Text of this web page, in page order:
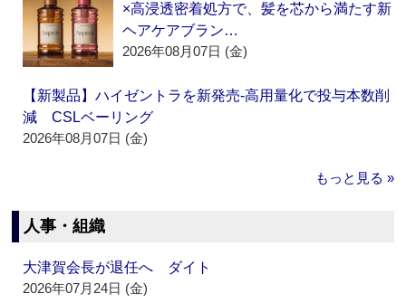
×高浸透密着処方で、髪を芯から満たす新
ヘアケアブラン…
2026年08月07日 (金)
【新製品】ハイゼントラを新発売‐高用量化で投与本数削
減 CSLベーリング
2026年08月07日 (金)
もっと見る »
人事・組織
大津賀会長が退任へ ダイト
2026年07月24日 (金)